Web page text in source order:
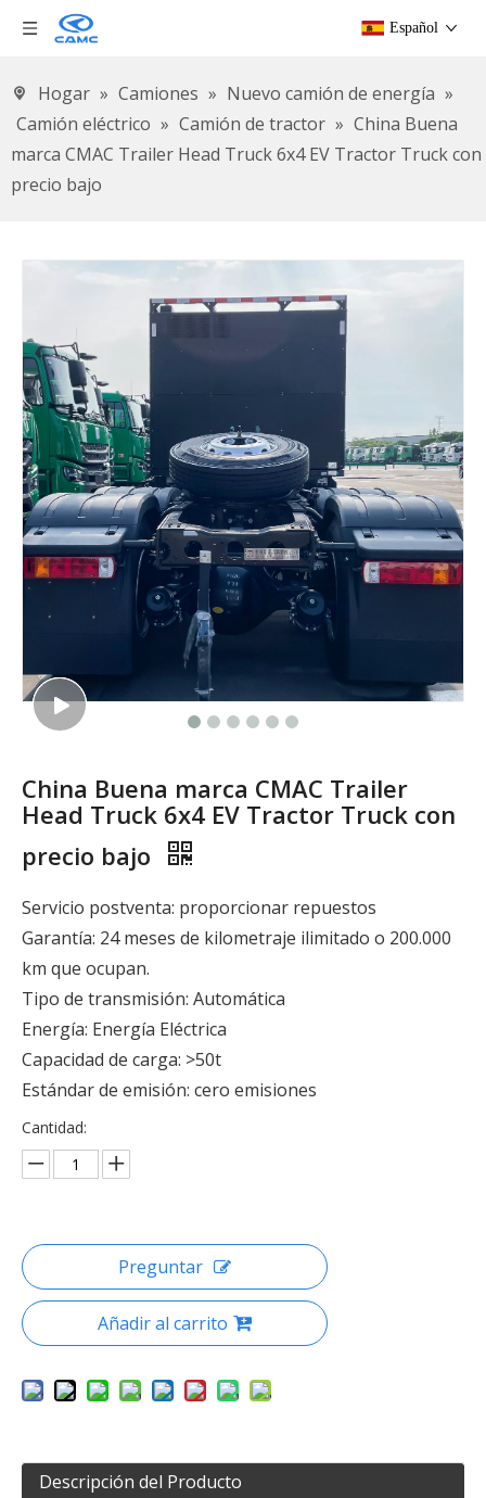
Español
Hogar » Camiones » Nuevo camión de energía »
Camión eléctrico » Camión de tractor » China Buena
marca CMAC Trailer Head Truck 6x4 EV Tractor Truck con
precio bajo
China Buena marca CMAC Trailer
Head Truck 6x4 EV Tractor Truck con
precio bajo
Servicio postventa: proporcionar repuestos
Garantía: 24 meses de kilometraje ilimitado o 200.000
km que ocupan.
Tipo de transmisión: Automática
Energía: Energía Eléctrica
Capacidad de carga: >50t
Estándar de emisión: cero emisiones
Cantidad:
Preguntar
Añadir al carrito
Descripción del Producto